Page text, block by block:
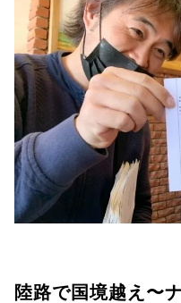
陸路で国境越え〜